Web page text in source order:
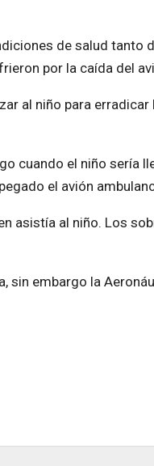
de salud tanto
por la caída del
al niño para erradicar
cuando el niño sería
el avión
asistía al niño. Los
sin embargo la